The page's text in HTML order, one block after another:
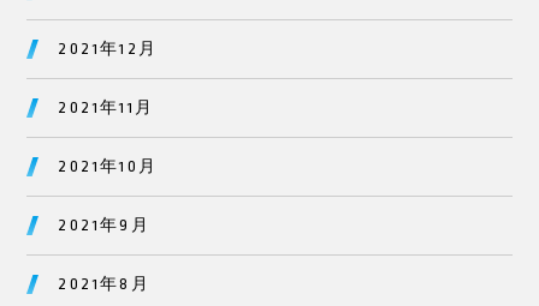
2021年12月
2021年11月
2021年10月
2021年9月
2021年8月